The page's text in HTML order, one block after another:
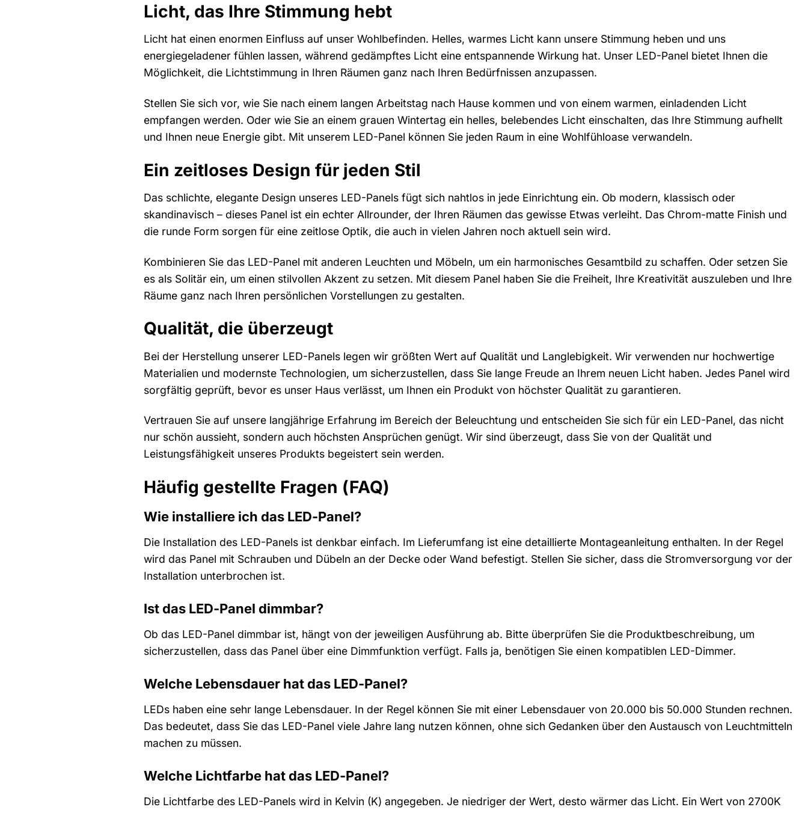
Licht, das Ihre Stimmung hebt
Licht hat einen enormen Einfluss auf unser Wohlbefinden. Helles, warmes Licht kann unsere Stimmung heben und uns
energiegeladener fühlen lassen, während gedämpftes Licht eine entspannende Wirkung hat. Unser LED-Panel bietet Ihnen die
Möglichkeit, die Lichtstimmung in Ihren Räumen ganz nach Ihren Bedürfnissen anzupassen.
Stellen Sie sich vor, wie Sie nach einem langen Arbeitstag nach Hause kommen und von einem warmen, einladenden Licht
empfangen werden. Oder wie Sie an einem grauen Wintertag ein helles, belebendes Licht einschalten, das Ihre Stimmung aufhellt
und Ihnen neue Energie gibt. Mit unserem LED-Panel können Sie jeden Raum in eine Wohlfühloase verwandeln.
Ein zeitloses Design für jeden Stil
Das schlichte, elegante Design unseres LED-Panels fügt sich nahtlos in jede Einrichtung ein. Ob modern, klassisch oder
skandinavisch – dieses Panel ist ein echter Allrounder, der Ihren Räumen das gewisse Etwas verleiht. Das Chrom-matte Finish und
die runde Form sorgen für eine zeitlose Optik, die auch in vielen Jahren noch aktuell sein wird.
Kombinieren Sie das LED-Panel mit anderen Leuchten und Möbeln, um ein harmonisches Gesamtbild zu schaffen. Oder setzen Sie
es als Solitär ein, um einen stilvollen Akzent zu setzen. Mit diesem Panel haben Sie die Freiheit, Ihre Kreativität auszuleben und Ihre
Räume ganz nach Ihren persönlichen Vorstellungen zu gestalten.
Qualität, die überzeugt
Bei der Herstellung unserer LED-Panels legen wir größten Wert auf Qualität und Langlebigkeit. Wir verwenden nur hochwertige
Materialien und modernste Technologien, um sicherzustellen, dass Sie lange Freude an Ihrem neuen Licht haben. Jedes Panel wird
sorgfältig geprüft, bevor es unser Haus verlässt, um Ihnen ein Produkt von höchster Qualität zu garantieren.
Vertrauen Sie auf unsere langjährige Erfahrung im Bereich der Beleuchtung und entscheiden Sie sich für ein LED-Panel, das nicht
nur schön aussieht, sondern auch höchsten Ansprüchen genügt. Wir sind überzeugt, dass Sie von der Qualität und
Leistungsfähigkeit unseres Produkts begeistert sein werden.
Häufig gestellte Fragen (FAQ)
Wie installiere ich das LED-Panel?
Die Installation des LED-Panels ist denkbar einfach. Im Lieferumfang ist eine detaillierte Montageanleitung enthalten. In der Regel
wird das Panel mit Schrauben und Dübeln an der Decke oder Wand befestigt. Stellen Sie sicher, dass die Stromversorgung vor der
Installation unterbrochen ist.
Ist das LED-Panel dimmbar?
Ob das LED-Panel dimmbar ist, hängt von der jeweiligen Ausführung ab. Bitte überprüfen Sie die Produktbeschreibung, um
sicherzustellen, dass das Panel über eine Dimmfunktion verfügt. Falls ja, benötigen Sie einen kompatiblen LED-Dimmer.
Welche Lebensdauer hat das LED-Panel?
LEDs haben eine sehr lange Lebensdauer. In der Regel können Sie mit einer Lebensdauer von 20.000 bis 50.000 Stunden rechnen.
Das bedeutet, dass Sie das LED-Panel viele Jahre lang nutzen können, ohne sich Gedanken über den Austausch von Leuchtmitteln
machen zu müssen.
Welche Lichtfarbe hat das LED-Panel?
Die Lichtfarbe des LED-Panels wird in Kelvin (K) angegeben. Je niedriger der Wert, desto wärmer das Licht. Ein Wert von 2700K